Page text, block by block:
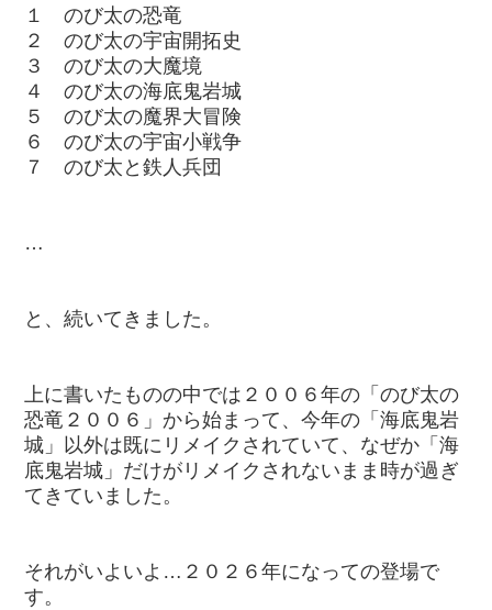
１ のび太の恐竜
２ のび太の宇宙開拓史
３ のび太の大魔境
４ のび太の海底鬼岩城
５ のび太の魔界大冒険
６ のび太の宇宙小戦争
７ のび太と鉄人兵団
…
と、続いてきました。
上に書いたものの中では２００６年の「のび太の
恐竜２００６」から始まって、今年の「海底鬼岩
城」以外は既にリメイクされていて、なぜか「海
底鬼岩城」だけがリメイクされないまま時が過ぎ
てきていました。
それがいよいよ…２０２６年になっての登場で
す。